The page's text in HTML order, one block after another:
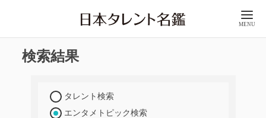
MENU
検索結果
タレント検索
エンタメトピック検索